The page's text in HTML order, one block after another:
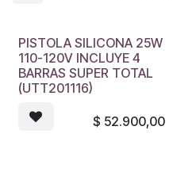
PISTOLA SILICONA 25W
110-120V INCLUYE 4
BARRAS SUPER TOTAL
(UTT201116)
$ 52.900,00